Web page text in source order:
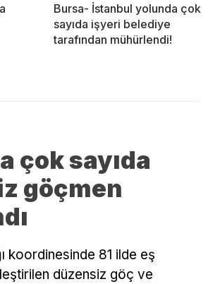
Bursa- İstanbul yolunda çok
sayıda işyeri belediye
tarafından mühürlendi!
çok sayıda
göçmen
koordinesinde 81 ilde eş
düzensiz göç ve